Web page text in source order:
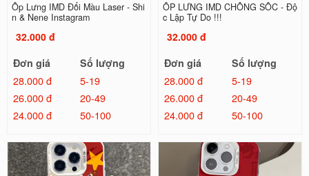
Ốp Lưng IMD Đổi Màu Laser - Shi
n & Nene Instagram
32.000 đ
Đơn giá
Số lượng
28.000 đ
5-19
26.000 đ
20-49
24.000 đ
50-100
ỐP LƯNG IMD CHỐNG SỐC - Độ
c Lập Tự Do !!!
32.000 đ
Đơn giá
Số lượng
28.000 đ
5-19
26.000 đ
20-49
24.000 đ
50-100